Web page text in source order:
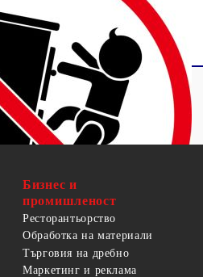
Бизнес и
промишленост
Ресторантьорство
Обработка на материали
Търговия на дребно
Маркетинг и реклама